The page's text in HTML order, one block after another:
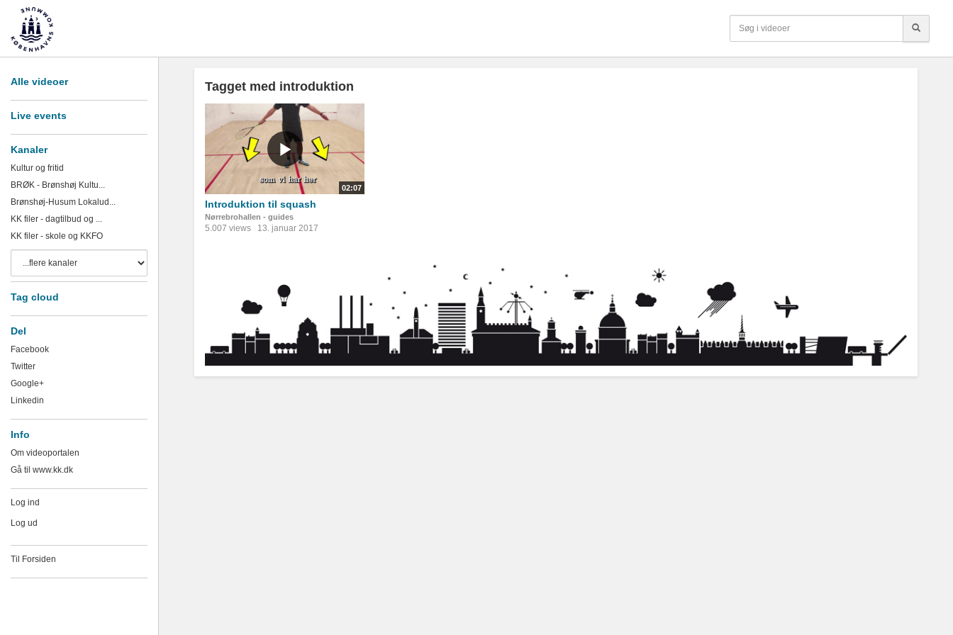
Alle videoer
Live events
Kanaler
Kultur og fritid
BRØK - Brønshøj Kultu...
Brønshøj-Husum Lokalud...
KK filer - dagtilbud og ...
KK filer - skole og KKFO
Tag cloud
Del
Facebook
Twitter
Google+
Linkedin
Info
Om videoportalen
Gå til www.kk.dk
Log ind
Log ud
Til Forsiden
Tagget med introduktion
02:07
Introduktion til squash
Nørrebrohallen - guides
5.007 views 13. januar 2017